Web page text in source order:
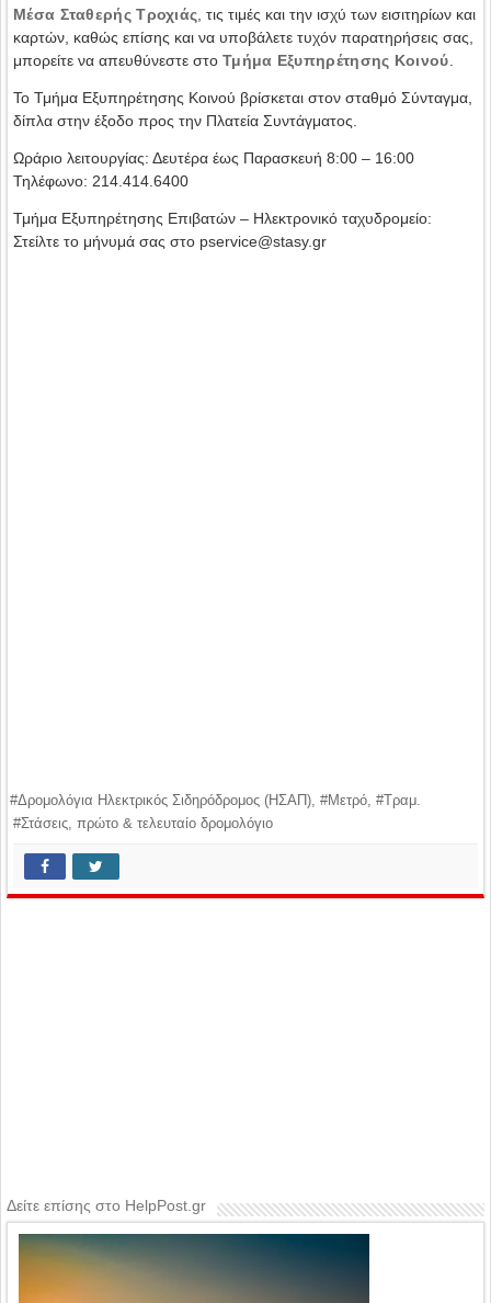
Μέσα Σταθερής Τροχιάς , τις τιμές και την ισχύ των εισιτηρίων και
καρτών, καθώς επίσης και να υποβάλετε τυχόν παρατηρήσεις σας,
μπορείτε να απευθύνεστε στο Τμήμα Εξυπηρέτησης Κοινού
Το Τμήμα Εξυπηρέτησης Κοινού βρίσκεται στον σταθμό Σύνταγμα,
δίπλα στην έξοδο προς την Πλατεία Συντάγματος.
Ωράριο λειτουργίας: Δευτέρα έως Παρασκευή 8:00 – 16:00
Τηλέφωνο: 214.414.6400
Τμήμα Εξυπηρέτησης Επιβατών – Ηλεκτρονικό ταχυδρομείο:
Στείλτε το μήνυμά σας στο pservice@stasy.gr
#Δρομολόγια Ηλεκτρικός Σιδηρόδρομος (ΗΣΑΠ), #Μετρό, #Τραμ.
#Στάσεις, πρώτο & τελευταίο δρομολόγιο
Δείτε επίσης στο HelpPost.gr